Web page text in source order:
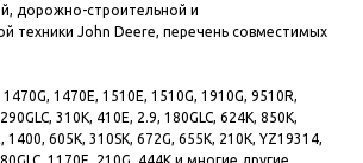
дорожно-строительной и
техники John Deere, перечень совместимых
1470E, 1510E, 1510G, 1910G, 9510R,
310K, 410E, 2.9, 180GLC, 624K, 850K,
1400, 605K, 310SK, 672G, 655K, 210K, YZ19314,